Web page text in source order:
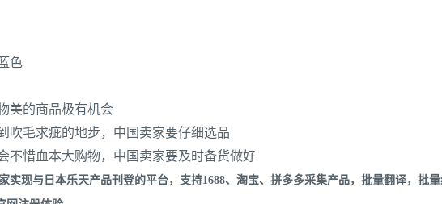
色
美的商品极有机会
吹毛求疵的地步，中国卖家要仔细选品
不惜血本大购物，中国卖家要及时备货做好
实现与日本乐天产品刊登的平台，支持1688、淘宝、拼多多采集产品，批量翻译，批